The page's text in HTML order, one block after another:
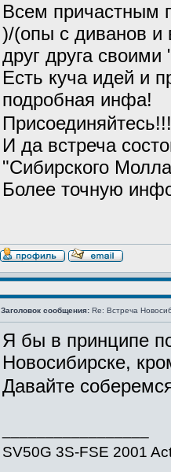
Всем причастным
)/(опы с диванов и
друг друга своими
Есть куча идей и
подробная инфа!
И да встреча
"Сибирского
Более точную
Заголовок сообщения: Re: Встреча
Я бы в принципе
Новосибирске,
Давайте
SV50G 3S-FSE 2001